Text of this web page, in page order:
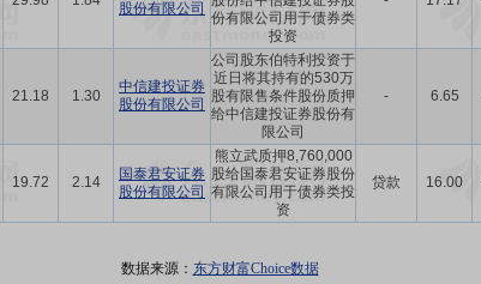
股份有限公司
份有限公司用于债券类
投资
21.18 1.30
中信建投证券
股份有限公司
公司股东伯特利投资于
近日将其持有的530万
股有限售条件股份质押
给中信建投证券股份有
限公司
- 6.65
19.72 2.14
国泰君安证券
股份有限公司
熊立武质押8,760,000
股给国泰君安证券股份
有限公司用于债券类投
资
贷款 16.00
数据来源： 东方财富Choice数据